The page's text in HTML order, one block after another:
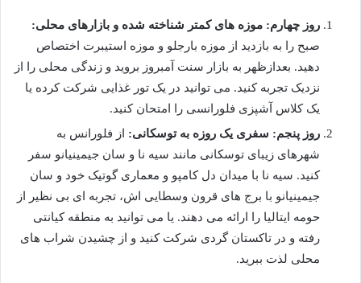
روز چهارم: موزه های کمتر شناخته شده و بازارهای محلی:
صبح را به بازدید از موزه بارجلو و موزه استیبرت اختصاص
دهید. بعدازظهر به بازار سنت آمبروز بروید و زندگی محلی را از
نزدیک تجربه کنید. می توانید در یک تور غذایی شرکت کرده یا
یک کلاس آشپزی فلورانسی را امتحان کنید.
روز پنجم: سفری یک روزه به توسکانی: از فلورانس به
شهرهای زیبای توسکانی مانند سیه نا و سان جیمینیانو سفر
کنید. سیه نا با میدان دل کامپو و معماری گوتیک خود و سان
جیمینیانو با برج های قرون وسطایی اش، تجربه ای بی نظیر از
حومه ایتالیا را ارائه می دهند. یا می توانید به منطقه کیانتی
رفته و در تاکستان گردی شرکت کنید و از چشیدن شراب های
محلی لذت ببرید.